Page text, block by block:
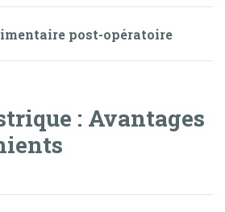
post-opératoire
: Avantages